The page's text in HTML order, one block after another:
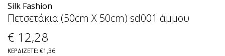
Silk Fashion
Πετσετάκια (50cm X 50cm) sd001 άμμου
€ 12,28
ΚΕΡΔΙΖΕΤΕ: €1,36